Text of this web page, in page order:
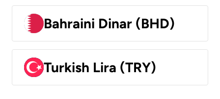
Bahraini Dinar (BHD)
Turkish Lira (TRY)